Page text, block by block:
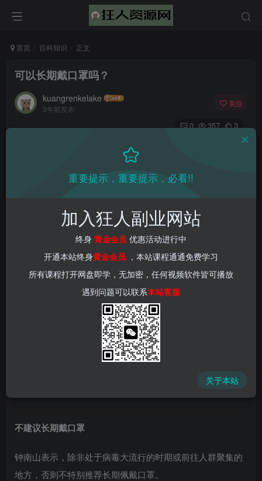
首页 百科知识 正文
可以长期戴口罩吗？
kuangrenkelake
3年前发布
关注
0 357 3
📌 1000➕互联网副业项目教程，更多网赚项目，点击以下
链接进入本站首页：
中赚网 - 分享各大收费VIP网赚项目和创业教程 - 狂人资源
不建议长期戴口罩
钟南山表示，除非处于病毒大流行的时期或前往人群聚集的
地方，否则不特别推荐长期佩戴口罩。
重要提示，重要提示，必看!!
加入狂人副业网站
终身 黄金会员 优惠活动进行中
开通本站终身黄金会员 ，本站课程通通免费学习
所有课程打开网盘即学，无加密，任何视频软件皆可播放
遇到问题可以联系本站客服
关于本站